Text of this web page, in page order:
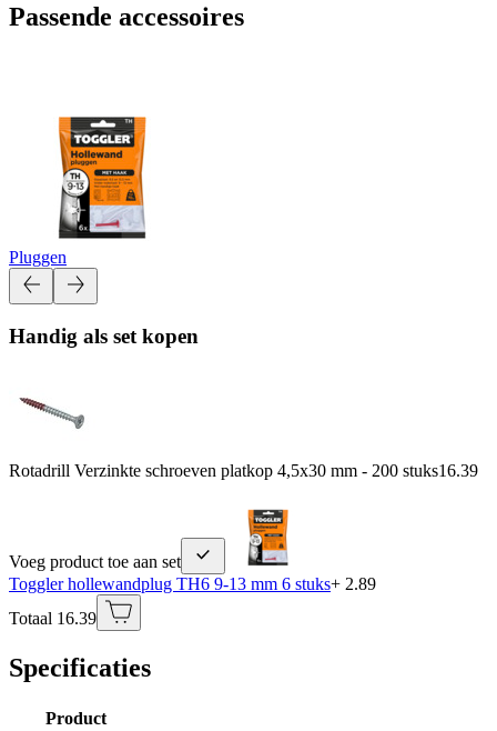
Passende accessoires
Pluggen
Handig als set kopen
Rotadrill Verzinkte schroeven platkop 4,5x30 mm - 200 stuks16.39
Voeg product toe aan set
Toggler hollewandplug TH6 9-13 mm 6 stuks+ 2.89
Totaal 16.39
Specificaties
Product